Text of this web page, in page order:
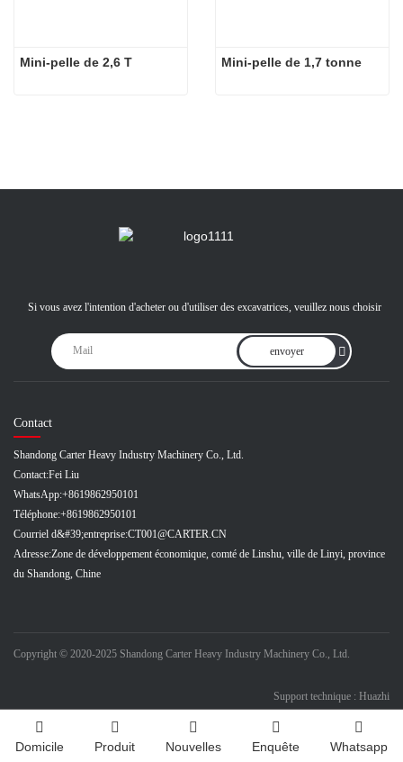
Mini-pelle de 2,6 T Mini-pelle de 1,7 tonne
Si vous avez l'intention d'acheter ou d'utiliser des excavatrices, veuillez nous choisir
envoyer
Contact
Shandong Carter Heavy Industry Machinery Co., Ltd.
Contact:Fei Liu
WhatsApp:+8619862950101
Téléphone:+8619862950101
Courriel d&#39;entreprise:CT001@CARTER.CN
Adresse:Zone de développement économique, comté de Linshu, ville de Linyi, province
du Shandong, Chine
Copyright © 2020-2025 Shandong Carter Heavy Industry Machinery Co., Ltd.
Support technique : Huazhi
Domicile Produit Nouvelles Enquête Whatsapp